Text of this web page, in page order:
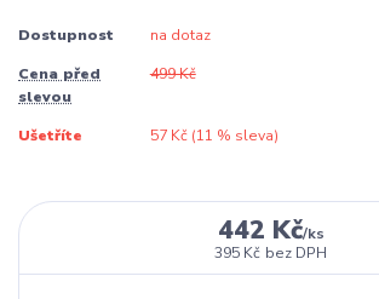
Dostupnost na dotaz
Cena před
slevou
499 Kč
Ušetříte 57 Kč (11 % sleva)
442 Kč/ks
395 Kč bez DPH